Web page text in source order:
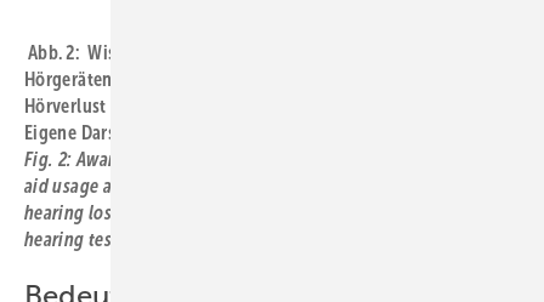
Abb. 2: Wissen über eigene Hörminderung und Nutzung von
Hörgeräten bei Teilnehmenden mit klinisch relevantem
Hörverlust (SIOP-Boston-Skala Grad 2–4) nach dem Hörtest.
Eigene Darstellung
Fig. 2: Awareness of one’s own hearing impairment and hearing
aid usage among participants with clinically significant
hearing loss (SIOP-Boston Scale Grades 2–4) following the
hearing test. Own illustration
Bedeutung für die Praxis